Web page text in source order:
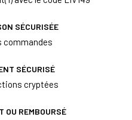
SÉCURISÉE
commandes
SÉCURISÉ
cryptées
OU REMBOURSÉ